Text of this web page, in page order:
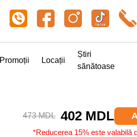
Promoții Locații
Știri
sănătoase
473 MDL 402 MDL
*Reducerea 15% este valabilă